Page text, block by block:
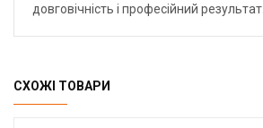
довговічність і професійний результат.
СХОЖІ ТОВАРИ